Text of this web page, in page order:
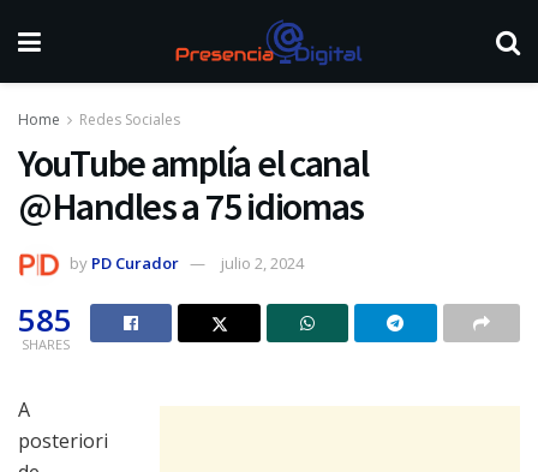
Home Redes Sociales
YouTube amplía el canal
@Handles a 75 idiomas
by PD Curador julio 2, 2024
585
SHARES
A
posteriori